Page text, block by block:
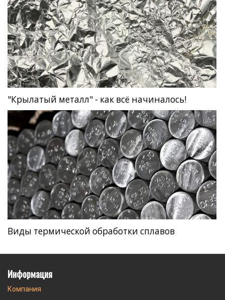
"Крылатый металл" - как всё начиналось!
Виды термической обработки сплавов
Информация
Компания